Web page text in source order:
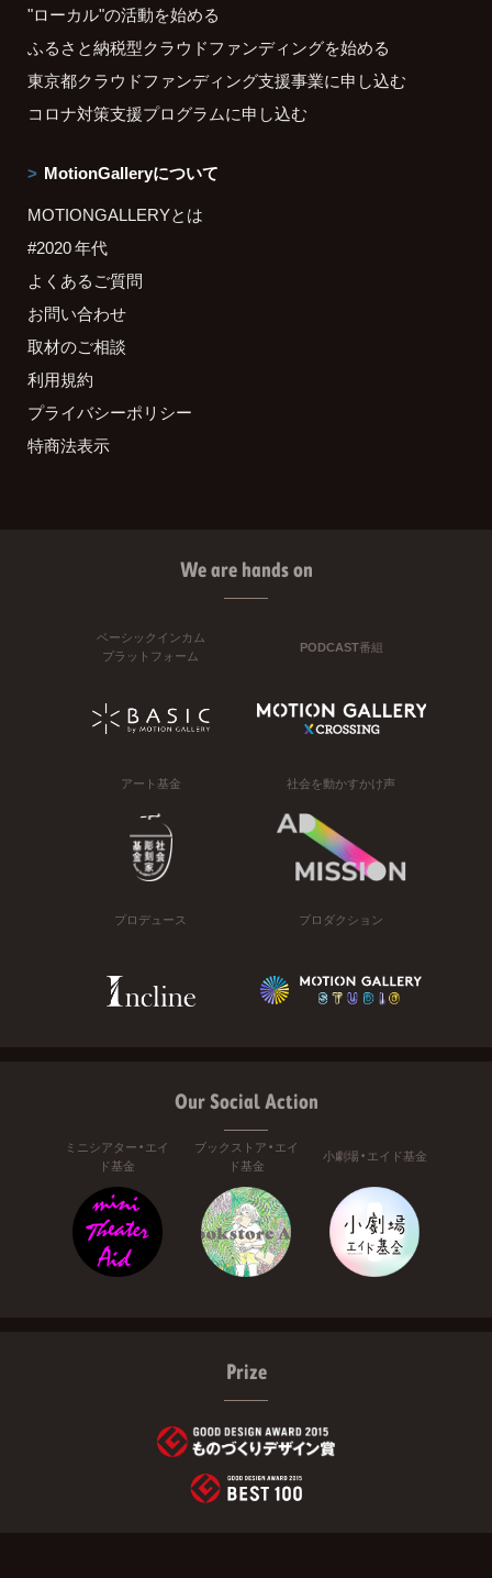
"ローカル"の活動を始める
ふるさと納税型クラウドファンディングを始める
東京都クラウドファンディング支援事業に申し込む
コロナ対策支援プログラムに申し込む
MotionGalleryについて
MOTIONGALLERYとは
#2020 年代
よくあるご質問
お問い合わせ
取材のご相談
利用規約
プライバシーポリシー
特商法表示
We are hands on
ベーシックインカム
プラットフォーム
PODCAST番組
アート基金 社会を動かすかけ声
プロデュース プロダクション
Our Social Action
ミニシアター・エイ
ド基金
ブックストア・エイ
ド基金
小劇場・エイド基金
Prize